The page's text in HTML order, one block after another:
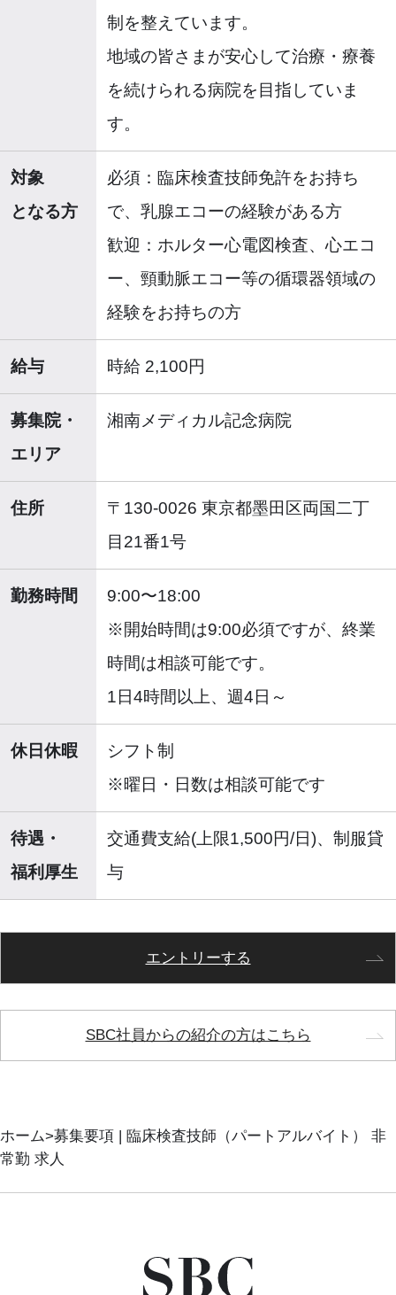
制を整えています。
地域の皆さまが安心して治療・療養
を続けられる病院を目指していま
す。
対象
となる方
必須：臨床検査技師免許をお持ち
で、乳腺エコーの経験がある方
歓迎：ホルター心電図検査、心エコ
ー、頸動脈エコー等の循環器領域の
経験をお持ちの方
給与 時給 2,100円
募集院・
エリア
湘南メディカル記念病院
住所
〒130-0026 東京都墨田区両国二丁
目21番1号
勤務時間
9:00〜18:00
※開始時間は9:00必須ですが、終業
時間は相談可能です。
1日4時間以上、週4日～
休日休暇
シフト制
※曜日・日数は相談可能です
待遇・
福利厚生
交通費支給(上限1,500円/日)、制服貸
与
エントリーする
SBC社員からの紹介の方はこちら
ホーム 募集要項 | 臨床検査技師（パートアルバイト） 非
常勤 求人